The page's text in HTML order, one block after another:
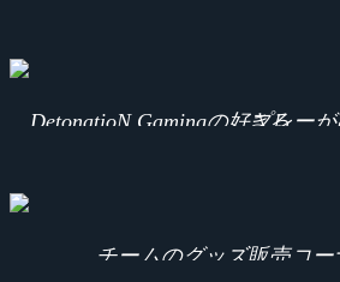
DetonatioN Gamingの好プレーが出ると大喝采が起きる
チームのグッズ販売コ